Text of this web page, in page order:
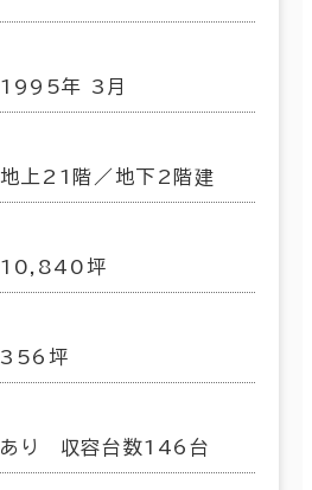
1995年 3月
地上21階／地下2階建
10,840坪
356坪
あり 収容台数146台